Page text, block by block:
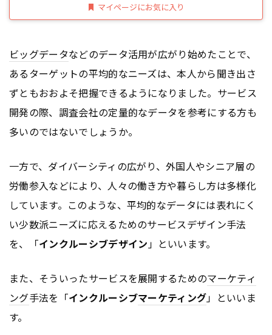
マイページにお気に入り
ビッグデータなどのデータ活用が広がり始めたことで、
あるターゲットの平均的なニーズは、本人から聞き出さ
ずともおおよそ把握できるようになりました。サービス
開発の際、調査会社の定量的なデータを参考にする方も
多いのではないでしょうか。
一方で、ダイバーシティの広がり、外国人やシニア層の
労働参入などにより、人々の働き方や暮らし方は多様化
しています。このような、平均的なデータには表れにく
い少数派ニーズに応えるためのサービスデザイン手法
を、「インクルーシブデザイン」といいます。
また、そういったサービスを展開するためのマーケティ
ング手法を「インクルーシブマーケティング」といいま
す。